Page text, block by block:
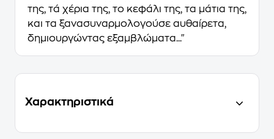
της, τά χέρια της, το κεφάλι της, τα μάτια της,
και τα ξανασυναρμολογούσε αυθαίρετα,
δημιουργώντας εξαμβλώματα..."
Χαρακτηριστικά